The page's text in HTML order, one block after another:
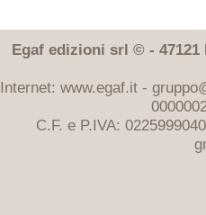
Egaf edizioni srl © - 47121
Internet: www.egaf.it -
C.F. e P.IVA: